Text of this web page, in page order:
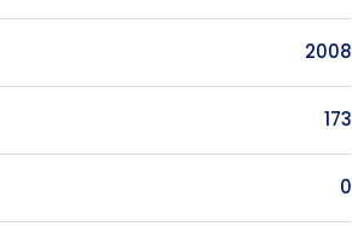
2008
173
0